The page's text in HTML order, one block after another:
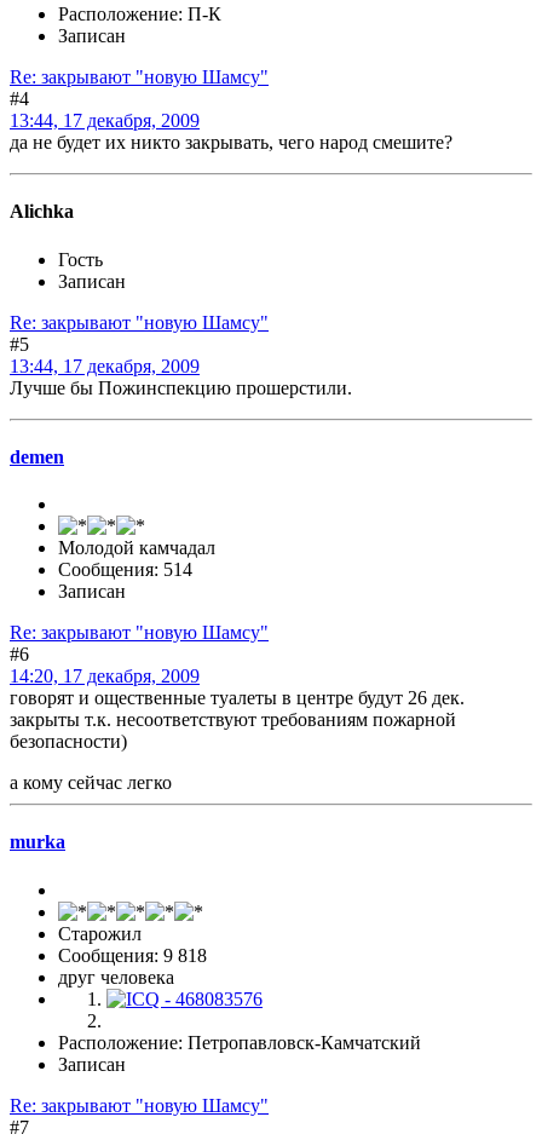
Расположение: П-К
Записан
Re: закрывают "новую Шамсу"
#4
13:44, 17 декабря, 2009
да не будет их никто закрывать, чего народ смешите?
Alichka
Гость
Записан
Re: закрывают "новую Шамсу"
#5
13:44, 17 декабря, 2009
Лучше бы Пожинспекцию прошерстили.
demen
Молодой камчадал
Сообщения: 514
Записан
Re: закрывают "новую Шамсу"
#6
14:20, 17 декабря, 2009
говорят и ощественные туалеты в центре будут 26 дек.
закрыты т.к. несоответствуют требованиям пожарной
безопасности)
а кому сейчас легко
murka
Старожил
Сообщения: 9 818
друг человека
Расположение: Петропавловск-Камчатский
Записан
Re: закрывают "новую Шамсу"
#7